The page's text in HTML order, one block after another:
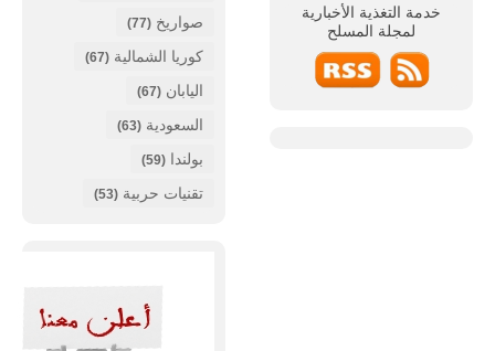
خدمة التغذية الأخبارية
لمجلة المسلح صواريخ (77)
كوريا الشمالية (67)
اليابان (67)
السعودية (63)
بولندا (59)
تقنيات حربية (53)